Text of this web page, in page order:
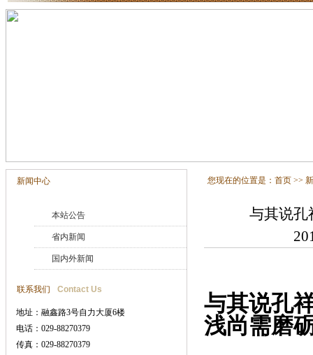
新闻中心
本站公告
省内新闻
国内外新闻
联系我们 Contact Us
地址：融鑫路3号自力大厦6楼
电话：029-88270379
传真：029-88270379
您现在的位置是： 首页 >>
与其说孔
与其说孔
浅尚需磨